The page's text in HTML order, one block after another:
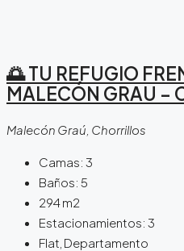
🌅 TU REFUGIO
MALECÓN GRAU –
Malecón Graú, Chorrillos
Camas: 3
Baños: 5
294m2
Estacionamientos: 3
Flat, Departamento